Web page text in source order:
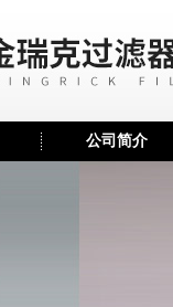
公司简介